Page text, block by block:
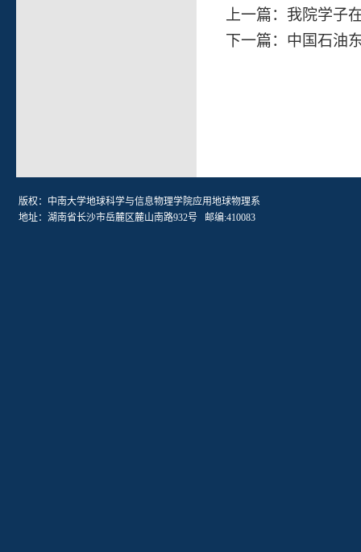
上一篇： 我院学子
下一篇： 中国石油
版权：中南大学地球科学与信息物理学院应用地球物理系
地址：湖南省长沙市岳麓区麓山南路932号 邮编:410083